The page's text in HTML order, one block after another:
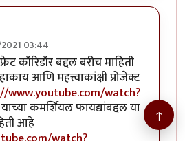
03:44
कॉरिडॉर बद्दल बरीच माहिती
आणि महत्त्वाकांक्षी प्रोजेक्ट
www.youtube.com/watch?
याच्या कमर्शियल फायद्यांबद्दल या
आहे ↑